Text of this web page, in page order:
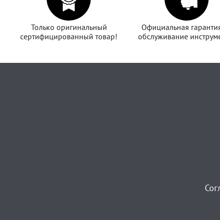
Только оригинальный
сертифицированный товар!
Официальная
обслуживание